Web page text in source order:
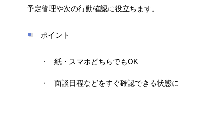
予定管理や次の行動確認に役立ちます。
ポイント
紙・スマホどちらでもOK
面談日程などをすぐ確認できる状態に